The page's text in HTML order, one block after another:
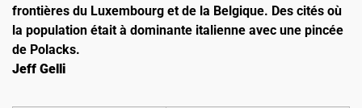
frontières du Luxembourg et de la Belgique. Des cités où
la population était à dominante italienne avec une pincée
de Polacks.
Jeff Gelli